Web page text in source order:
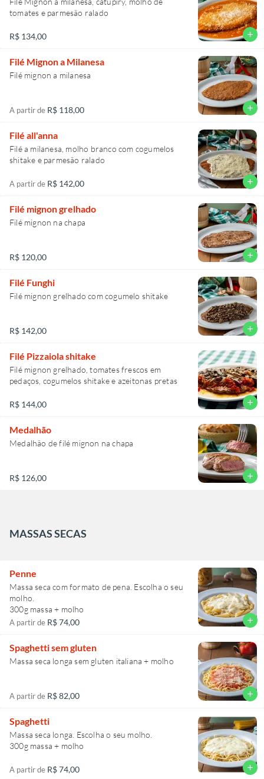
tomates e parmesão ralado
R$ 134,00 add
Filé Mignon a Milanesa
Filé mignon a milanesa
A partir de R$ 118,00 add
Filé all'anna
Filé a milanesa, molho branco com cogumelos
shitake e parmesão ralado
A partir de R$ 142,00 add
Filé mignon grelhado
Filé mignon na chapa
R$ 120,00 add
Filé Funghi
Filé mignon grelhado com cogumelo shitake
R$ 142,00 add
Filé Pizzaiola shitake
Filé mignon grelhado, tomates frescos em
pedaços, cogumelos shitake e azeitonas pretas
R$ 144,00 add
Medalhão
Medalhão de filé mignon na chapa
R$ 126,00 add
MASSAS SECAS
Penne
Massa seca com formato de pena. Escolha o seu
molho.
300g massa + molho
A partir de R$ 74,00 add
Spaghetti sem gluten
Massa seca longa sem gluten italiana + molho
A partir de R$ 82,00 add
Spaghetti
Massa seca longa. Escolha o seu molho.
300g massa + molho
A partir de R$ 74,00 add